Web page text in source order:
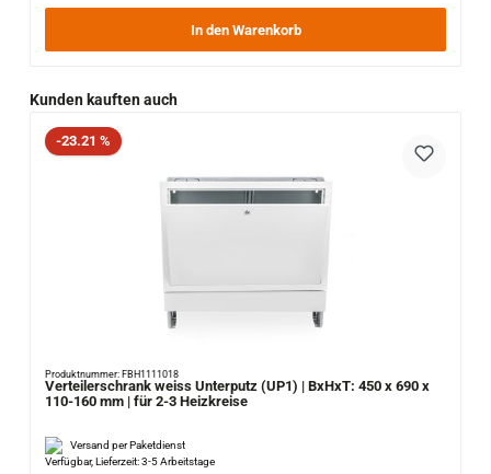
In den Warenkorb
Produktgalerie überspringen
Kunden kauften auch
Rabatt
-23.21 %
Produktnummer: FBH1111018
Verteilerschrank weiss Unterputz (UP1) | BxHxT: 450 x 690 x
110-160 mm | für 2-3 Heizkreise
Versand per Paketdienst
Verfügbar, Lieferzeit: 3-5 Arbeitstage